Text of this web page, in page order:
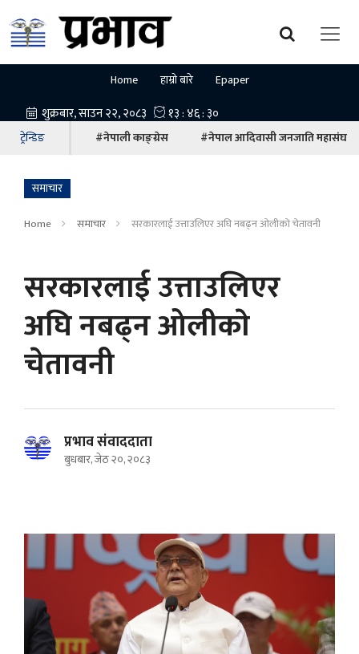
Home हाम्रो बारे Epaper
ट्रेन्डिङ #नेपाली काङ्ग्रेस #नेपाल आदिवासी जनजाति महासंघ
समाचार
Home समाचार सरकारलाई उत्ताउलिएर अघि नबढ्न ओलीकाे चेतावनी
सरकारलाई उत्ताउलिएर
अघि नबढ्न ओलीकाे
चेतावनी
प्रभाव संवाददाता
बुधबार, जेठ २०, २०८३